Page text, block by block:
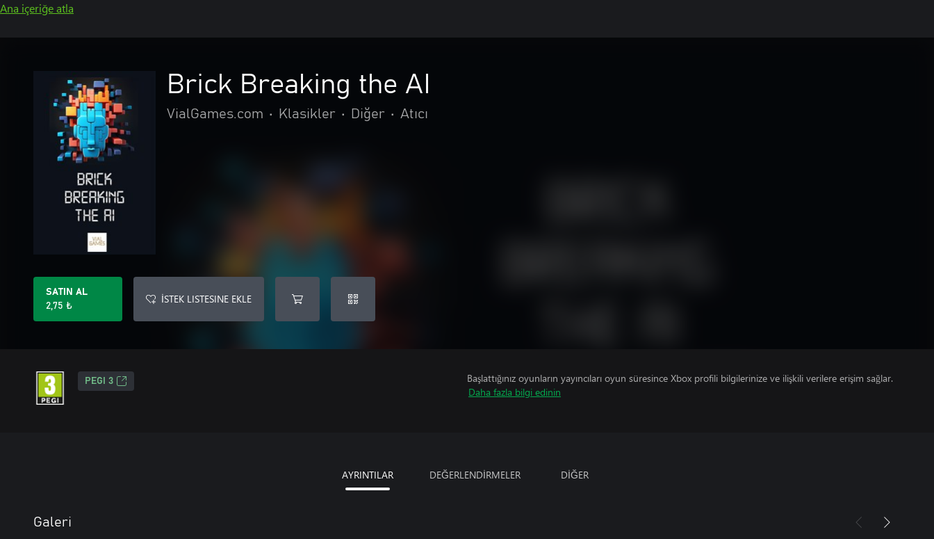
Ana içeriğe atla
Brick Breaking the AI
VialGames.com • Klasikler • Diğer • Atıcı
SATIN AL
2,75 ₺
İSTEK LISTESINE EKLE
PEGI 3
Başlattığınız oyunların yayıncıları oyun süresince Xbox profili bilgilerinize ve ilişkili verilere erişim sağlar.
Daha fazla bilgi edinin
AYRINTILAR DEĞERLENDİRMELER DİĞER
Galeri